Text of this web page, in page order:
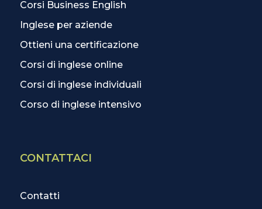
Corsi Business English
Inglese per aziende
Ottieni una certificazione
Corsi di inglese online
Corsi di inglese individuali
Corso di inglese intensivo
CONTATTACI
Contatti